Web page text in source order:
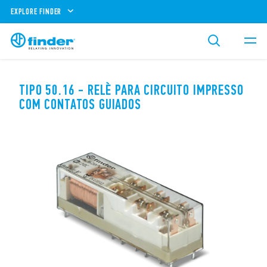
EXPLORE FINDER
TIPO 50.16 - RELÈ PARA CIRCUITO IMPRESSO
COM CONTATOS GUIADOS